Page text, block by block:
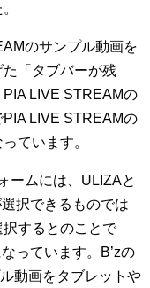
のサンプル動画を
「タブバーが残
LIVE STREAMの
LIVE STREAMの
ています。
ームには、ULIZAと
択できるものでは
するとのことで
っています。B’zの
動画をタブレットや